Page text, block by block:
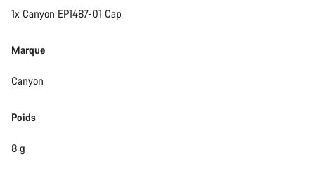
1x Canyon EP1487-01 Cap
Marque
Canyon
Poids
8 g